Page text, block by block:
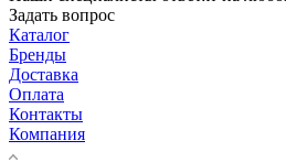
Задать вопрос
Каталог
Бренды
Доставка
Оплата
Контакты
Компания